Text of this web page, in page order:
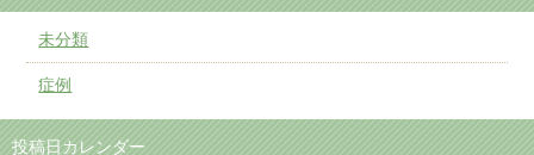
未分類
症例
投稿日カレンダー